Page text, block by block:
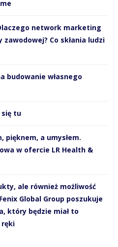
Dlaczego network marketing
Co skłania ludzi
budowanie własnego
się tu
pięknem, a umysłem.
w ofercie LR Health &
ale również możliwość
Global Group poszukuje
który będzie miał to
ręki